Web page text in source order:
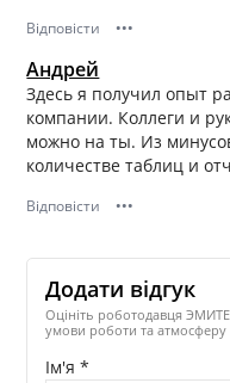
Відповісти •••
Андрей
Здесь я получил опыт
компании. Коллеги и
можно на ты. Из
количестве таблиц и
Відповісти •••
Додати відгук
Оцініть роботодавця
умови роботи та атмосферу
Ім'я *